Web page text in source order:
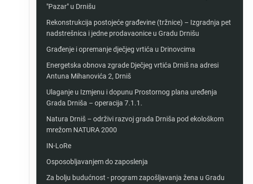
"Pazar" u Drnišu
Rekonstrukcija postojeće građevine (tržnice) – Izgradnja pet
nadstrešnica i jedne prodavaonice u Gradu Drnišu
Građenje i opremanje dječjeg vrtića u Drinovcima
Energetska obnova zgrade Dječjeg vrtića Drniš na adresi
Antuna Mihanovića 2, Drniš
Ulaganje u Izmjenu i dopunu Prostornog plana uređenja
Grada Drniša – operacija 7.1.1.
Natura Drniš – održivi razvoj grada Drniša pod ekološkom
mrežom NATURA 2000
IN-LoRe
Osposobljavanjem do zaposlenja
Za bolju budućnost - program zapošljavanja žena u Gradu